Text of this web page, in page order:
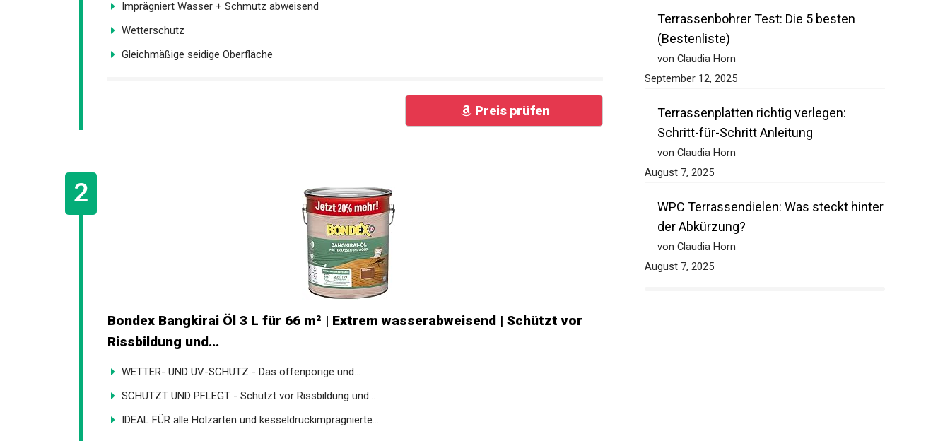
Imprägniert Wasser + Schmutz abweisend
Wetterschutz
Gleichmäßige seidige Oberfläche
Preis prüfen
Bondex Bangkirai Öl 3 L für 66 m² | Extrem wasserabweisend | Schützt vor
Rissbildung und...
WETTER- UND UV-SCHUTZ - Das offenporige und...
SCHUTZT UND PFLEGT - Schützt vor Rissbildung und...
IDEAL FÜR alle Holzarten und kesseldruckimprägnierte...
Terrassenbohrer Test: Die 5 besten
(Bestenliste)
von Claudia Horn
September 12, 2025
Terrassenplatten richtig verlegen:
Schritt-für-Schritt Anleitung
von Claudia Horn
August 7, 2025
WPC Terrassendielen: Was steckt hinter
der Abkürzung?
von Claudia Horn
August 7, 2025